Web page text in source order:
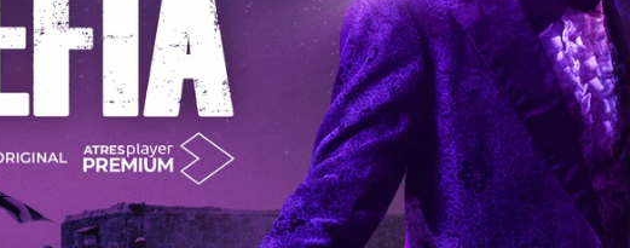
WhatsappFacebook
Twitter
se mete en la piel de
Carlos Arencibia 'Charli'
de ATRESplayer PREMIUM.
llega a la plataforma el próximo 25 de junio y
de 50 minutos de duración